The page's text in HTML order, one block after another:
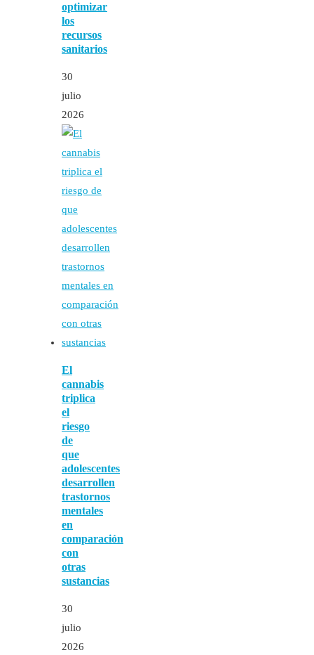
optimizar
los
recursos
sanitarios
30
julio
2026
El
cannabis
triplica
el
riesgo
de
que
adolescentes
desarrollen
trastornos
mentales
en
comparación
con
otras
sustancias
30
julio
2026